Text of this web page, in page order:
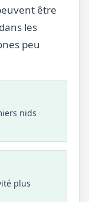
être
les
peu
nids
plus